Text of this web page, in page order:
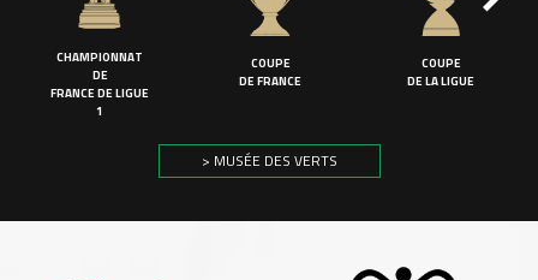
CHAMPIONNAT
DE
FRANCE DE LIGUE
1
COUPE
DE FRANCE
COUPE
DE LA LIGUE
> MUSÉE DES VERTS